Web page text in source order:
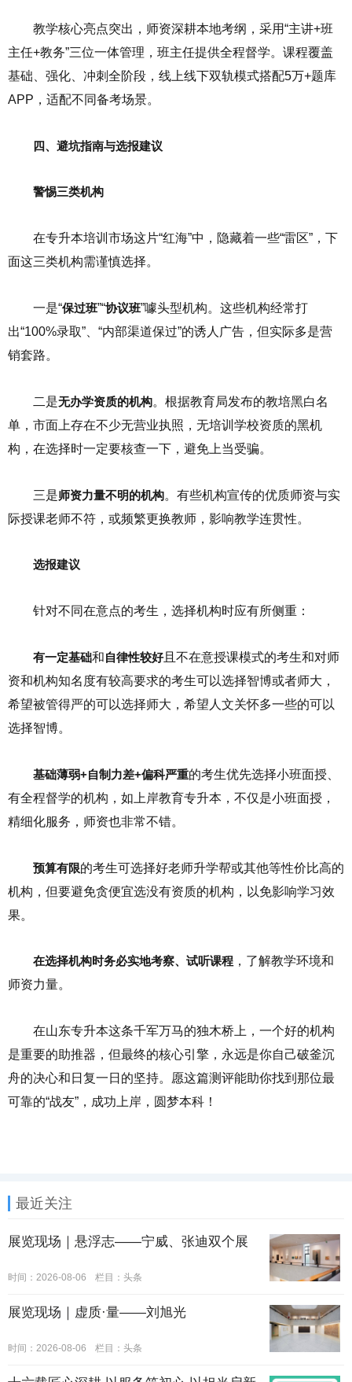
教学核心亮点突出，师资深耕本地考纲，采用“主讲+班
主任+教务”三位一体管理，班主任提供全程督学。课程覆盖
基础、强化、冲刺全阶段，线上线下双轨模式搭配5万+题库
APP，适配不同备考场景。
四、避坑指南与选报建议
警惕三类机构
在专升本培训市场这片“红海”中，隐藏着一些“雷区”，下
面这三类机构需谨慎选择。
一是“保过班”“协议班”噱头型机构。这些机构经常打
出“100%录取”、“内部渠道保过”的诱人广告，但实际多是营
销套路。
二是无办学资质的机构。根据教育局发布的教培黑白名
单，市面上存在不少无营业执照，无培训学校资质的黑机
构，在选择时一定要核查一下，避免上当受骗。
三是师资力量不明的机构。有些机构宣传的优质师资与实
际授课老师不符，或频繁更换教师，影响教学连贯性。
选报建议
针对不同在意点的考生，选择机构时应有所侧重：
有一定基础和自律性较好且不在意授课模式的考生和对师
资和机构知名度有较高要求的考生可以选择智博或者师大，
希望被管得严的可以选择师大，希望人文关怀多一些的可以
选择智博。
基础薄弱+自制力差+偏科严重的考生优先选择小班面授、
有全程督学的机构，如上岸教育专升本，不仅是小班面授，
精细化服务，师资也非常不错。
预算有限的考生可选择好老师升学帮或其他等性价比高的
机构，但要避免贪便宜选没有资质的机构，以免影响学习效
果。
在选择机构时务必实地考察、试听课程 ，了解教学环境和
师资力量。
在山东专升本这条千军万马的独木桥上，一个好的机构
是重要的助推器，但最终的核心引擎，永远是你自己破釜沉
舟的决心和日复一日的坚持。愿这篇测评能助你找到那位最
可靠的“战友”，成功上岸，圆梦本科！
最近关注
展览现场｜悬浮志——宁威、张迪双个展
时间：2026-08-06 栏目： 头条
展览现场｜虚质·量——刘旭光
时间：2026-08-06 栏目： 头条